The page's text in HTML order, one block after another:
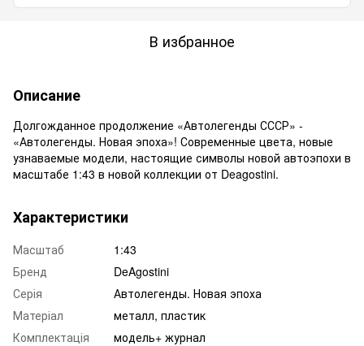
В избранное
Описание
Долгожданное продолжение «Автолегенды СССР» -
«Автолегенды. Новая эпоха»! Современные цвета, новые
узнаваемые модели, настоящие символы новой автоэпохи в
масштабе 1:43 в новой коллекции от Deagostini.
Характеристики
Масштаб
1:43
Бренд
DeAgostini
Серія
Автолегенды. Новая эпоха
Матеріал
металл, пластик
Комплектація
модель+ журнал